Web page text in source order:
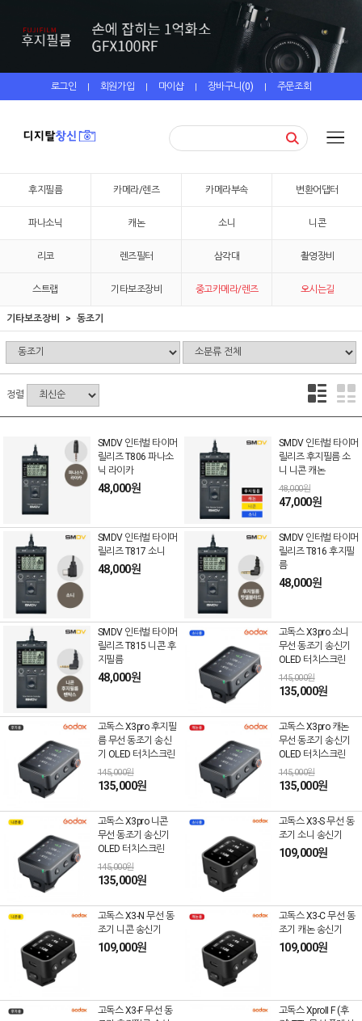
로그인 | 회원가입 | 마이샵 | 장바구니(0) | 주문조회
후지필름 카메라/렌즈 카메라부속 변환어댑터
파나소닉 캐논 소니 니콘
리코 렌즈필터 삼각대 촬영장비
스트랩 기타보조장비 중고카메라/렌즈 오시는길
기타보조장비 동조기
정렬
SMDV 인터벌 타이머
릴리즈 T806 파나소
닉 라이카
48,000원
SMDV 인터벌 타이머
릴리즈 후지필름 소
니 니콘 캐논
48,000원
47,000원
SMDV 인터벌 타이머
릴리즈 T817 소니
48,000원
SMDV 인터벌 타이머
릴리즈 T816 후지필
름
48,000원
SMDV 인터벌 타이머
릴리즈 T815 니콘 후
지필름
48,000원
고독스 X3pro 소니
무선 동조기 송신기
OLED 터치스크린
145,000원
135,000원
고독스 X3pro 후지필
름 무선 동조기 송신
기 OLED 터치스크린
145,000원
135,000원
고독스 X3pro 캐논
무선 동조기 송신기
OLED 터치스크린
145,000원
135,000원
고독스 X3pro 니콘
무선 동조기 송신기
OLED 터치스크린
145,000원
135,000원
고독스 X3-S 무선 동
조기 소니 송신기
109,000원
고독스 X3-N 무선 동
조기 니콘 송신기
109,000원
고독스 X3-C 무선 동
조기 캐논 송신기
109,000원
고독스 X3-F 무선 동
고독스 XproII F (후